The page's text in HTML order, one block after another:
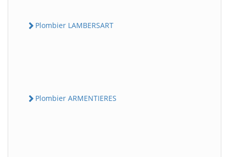
Plombier LAMBERSART
Plombier ARMENTIERES